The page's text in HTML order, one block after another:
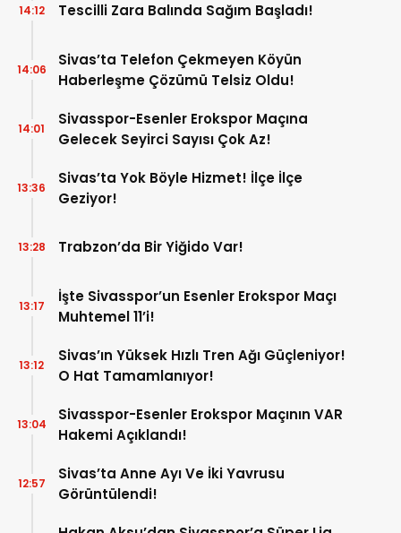
Tescilli Zara Balında Sağım Başladı!
14:12
Sivas’ta Telefon Çekmeyen Köyün
Haberleşme Çözümü Telsiz Oldu!
14:06
Sivasspor-Esenler Erokspor Maçına
Gelecek Seyirci Sayısı Çok Az!
14:01
Sivas’ta Yok Böyle Hizmet! İlçe İlçe
Geziyor!
13:36
Trabzon’da Bir Yiğido Var!
13:28
İşte Sivasspor’un Esenler Erokspor Maçı
Muhtemel 11’i!
13:17
Sivas’ın Yüksek Hızlı Tren Ağı Güçleniyor!
O Hat Tamamlanıyor!
13:12
Sivasspor-Esenler Erokspor Maçının VAR
Hakemi Açıklandı!
13:04
Sivas’ta Anne Ayı Ve İki Yavrusu
Görüntülendi!
12:57